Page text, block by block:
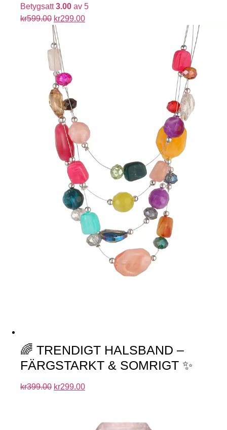
Betygsatt3.00 av 5
kr599.00 kr299.00
🌈 TRENDIGT HALSBAND –
FÄRGSTARKT & SOMRIGT ✨
kr399.00 kr299.00